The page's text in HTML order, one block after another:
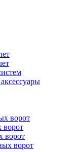
ворот
ворот
ворот
ворот